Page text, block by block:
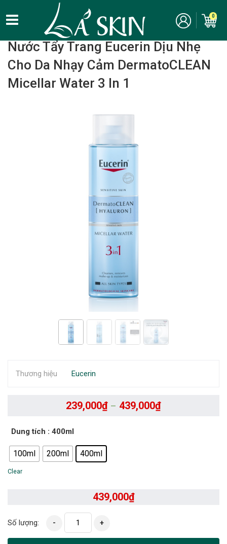
0
Home Chăm Sóc Da Mặt - Skincare/ Tẩy trang
Nước Tẩy Trang Eucerin Dịu Nhẹ
Cho Da Nhạy Cảm DermatoCLEAN
Micellar Water 3 In 1
239,000₫ – 439,000₫
Dung tích : 400ml
100ml 200ml 400ml
Clear
439,000₫
Số lượng: - +
Thương hiệu Eucerin